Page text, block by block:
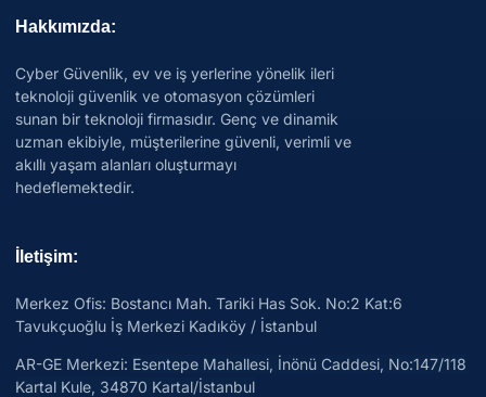
Hakkımızda:
Cyber Güvenlik, ev ve iş yerlerine yönelik ileri
teknoloji güvenlik ve otomasyon çözümleri
sunan bir teknoloji firmasıdır. Genç ve dinamik
uzman ekibiyle, müşterilerine güvenli, verimli ve
akıllı yaşam alanları oluşturmayı
hedeflemektedir.
İletişim:
Merkez Ofis: Bostancı Mah. Tariki Has Sok. No:2 Kat:6
Tavukçuoğlu İş Merkezi Kadıköy / İstanbul
AR-GE Merkezi: Esentepe Mahallesi, İnönü Caddesi, No:147/118
Kartal Kule, 34870 Kartal/İstanbul